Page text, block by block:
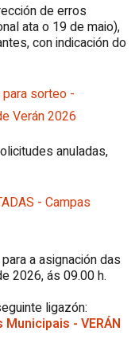
de erros
ata o 19 de maio),
con indicación do
sorteo -
Verán 2026
anuladas,
- Campas
a asignación das
2026, ás 09.00 h.
ligazón:
- VERÁN